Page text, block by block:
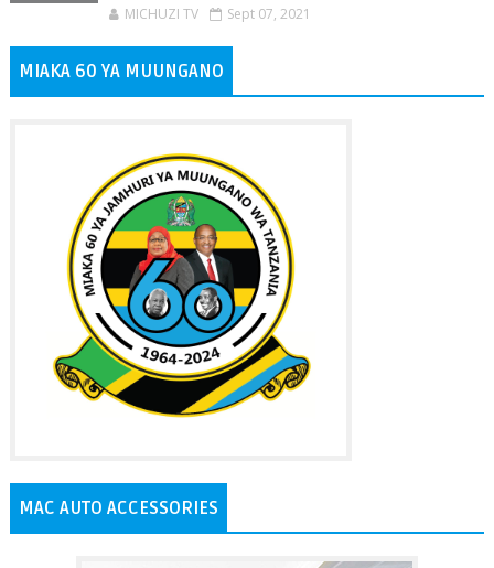
MICHUZI TV Sept 07, 2021
MIAKA 60 YA MUUNGANO
MAC AUTO ACCESSORIES